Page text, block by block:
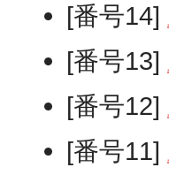
[番号14]
[番号13]
[番号12]
[番号11]